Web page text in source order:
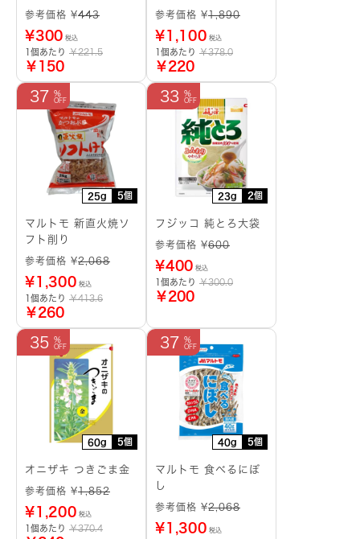
参考価格 ¥443
¥300 税込
1個あたり ￥221.5
￥150
参考価格 ¥1,890
¥1,100 税込
1個あたり ￥378.0
￥220
25g 5個
37
マルトモ 新直火焼ソ
フト削り
参考価格 ¥2,068
¥1,300 税込
1個あたり ￥413.6
￥260
23g 2個
33
フジッコ 純とろ大袋
参考価格 ¥600
¥400 税込
1個あたり ￥300.0
￥200
60g 5個
35
オニザキ つきごま金
参考価格 ¥1,852
¥1,200 税込
1個あたり ￥370.4
40g 5個
37
マルトモ 食べるにぼ
し
参考価格 ¥2,068
¥1,300 税込